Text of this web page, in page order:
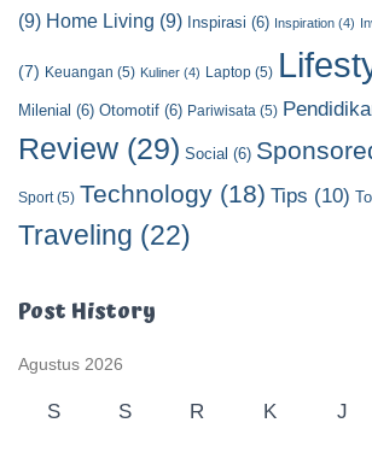
(9) Home Living (9) Inspirasi (6) Inspiration (4)
(7) Keuangan (5) Kuliner (4) Laptop (5)
Milenial (6) Otomotif (6) Pariwisata (5)
Review (29) Social (6)
Sport(5) Technology (18) Tips (10)
Traveling (22)
Post History
Agustus 2026
S S R K J